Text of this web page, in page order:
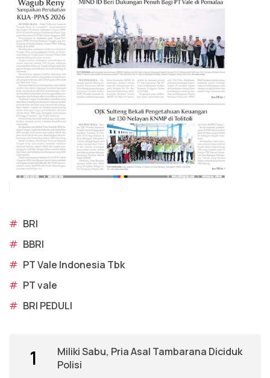
# BRI
# BBRI
# PT Vale Indonesia Tbk
# PT vale
# BRI PEDULI
1
Miliki Sabu, Pria Asal Tambarana Diciduk
Polisi